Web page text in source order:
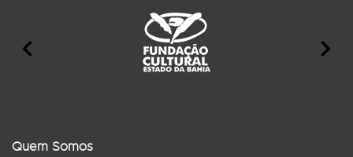
Quem Somos